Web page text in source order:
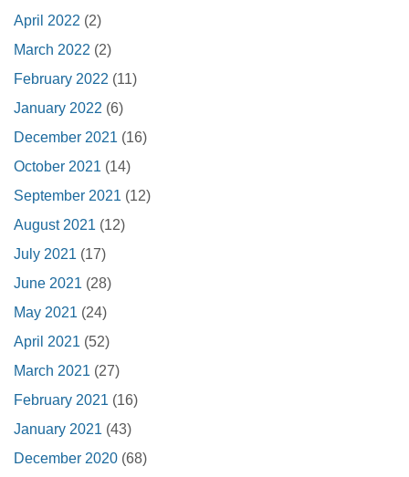
April 2022 (2)
March 2022 (2)
February 2022 (11)
January 2022 (6)
December 2021 (16)
October 2021 (14)
September 2021 (12)
August 2021 (12)
July 2021 (17)
June 2021 (28)
May 2021 (24)
April 2021 (52)
March 2021 (27)
February 2021 (16)
January 2021 (43)
December 2020 (68)